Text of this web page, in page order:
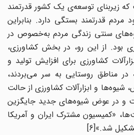
زیربنای توسعه‌ی یک کشور قدرتمند
مردم قدرتمند بستگی دارد. بنابراین
سنتی زندگی مردم به‌خصوص در
بود. از این رو، در بخش کشاورزی،
کشاورزی برای افزایش تولید و
مناطق روستایی به سر می‌بردند،
و ابزارآلات کشاورزی از حالت
و در عوض شیوه‌‌های جدید جایگزین
«کمیسیون مشترک ایران و آمریکا
شد.»[6]